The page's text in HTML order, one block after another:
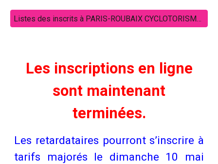
Listes des inscrits à PARIS-ROUBAIX CYCLOTORISME 2026 - ROUTE ET VTT
Les inscriptions en ligne
sont maintenant
terminées.
Les retardataires pourront s’inscrire à
tarifs majorés le dimanche 10 mai